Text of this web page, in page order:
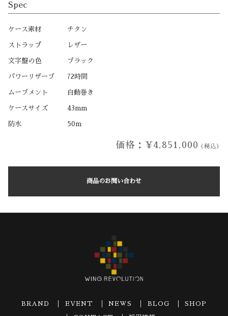
Spec
ケース素材 チタン
ストラップ レザー
文字盤の色 ブラック
パワーリザーブ 72時間
ムーブメント 自動巻き
ケースサイズ 43mm
防水 50m
価格：¥4,851,000 (税込)
商品のお問い合わせ
BRAND EVENT NEWS BLOG SHOP